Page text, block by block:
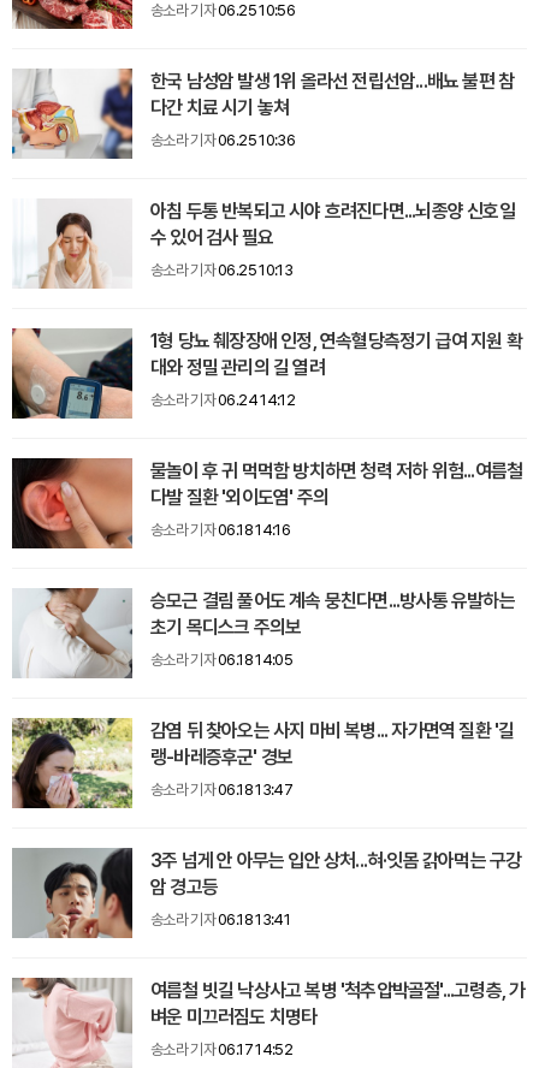
송소라 기자06.25 10:56
한국 남성암 발생 1위 올라선 전립선암...배뇨 불편 참
다간 치료 시기 놓쳐
송소라 기자06.25 10:36
아침 두통 반복되고 시야 흐려진다면...뇌종양 신호일
수 있어 검사 필요
송소라 기자06.25 10:13
1형 당뇨 췌장장애 인정, 연속혈당측정기 급여 지원 확
대와 정밀 관리의 길 열려
송소라 기자06.24 14:12
물놀이 후 귀 먹먹함 방치하면 청력 저하 위험...여름철
다발 질환 '외이도염' 주의
송소라 기자06.18 14:16
승모근 결림 풀어도 계속 뭉친다면...방사통 유발하는
초기 목디스크 주의보
송소라 기자06.18 14:05
감염 뒤 찾아오는 사지 마비 복병... 자가면역 질환 '길
랭-바레증후군' 경보
송소라 기자06.18 13:47
3주 넘게 안 아무는 입안 상처...혀·잇몸 갉아먹는 구강
암 경고등
송소라 기자06.18 13:41
여름철 빗길 낙상사고 복병 '척추압박골절'...고령층, 가
벼운 미끄러짐도 치명타
송소라 기자06.17 14:52